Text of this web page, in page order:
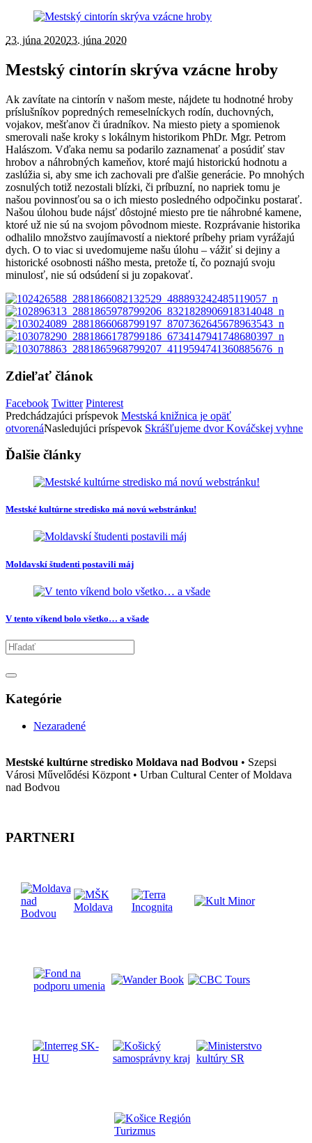
23. júna 202023. júna 2020
Mestský cintorín skrýva vzácne hroby
Ak zavítate na cintorín v našom meste, nájdete tu hodnotné hroby
príslušníkov popredných remeselníckych rodín, duchovných,
vojakov, mešťanov či úradníkov. Na miesto piety a spomienok
smerovali naše kroky s lokálnym historikom PhDr. Mgr. Petrom
Halászom. Vďaka nemu sa podarilo zaznamenať a posúdiť stav
hrobov a náhrobných kameňov, ktoré majú historickú hodnotu a
zaslúžia si, aby sme ich zachovali pre ďalšie generácie. Po mnohých
zosnulých totiž nezostali blízki, či príbuzní, no napriek tomu je
našou povinnosťou sa o ich miesto posledného odpočinku postarať.
Našou úlohou bude nájsť dôstojné miesto pre tie náhrobné kamene,
ktoré už nie sú na svojom pôvodnom mieste. Rozprávanie historika
odhalilo množstvo zaujímavostí a niektoré príbehy priam vyrážajú
dych. O to viac si uvedomujeme našu úlohu – vážiť si dejiny a
historické osobnosti nášho mesta, pretože tí, čo poznajú svoju
minulosť, nie sú odsúdení si ju zopakovať.
Zdieľať článok
Facebook Twitter Pinterest
Predchádzajúci príspevok Mestská knižnica je opäť
otvorenáNasledujúci príspevok Skrášľujeme dvor Kováčskej vyhne
Ďalšie články
Mestské kultúrne stredisko má novú webstránku!
Moldavskí študenti postavili máj
V tento víkend bolo všetko… a všade
Kategórie
Nezaradené
Mestské kultúrne stredisko Moldava nad Bodvou • Szepsi
Városi Művelődési Központ • Urban Cultural Center of Moldava
nad Bodvou
PARTNERI